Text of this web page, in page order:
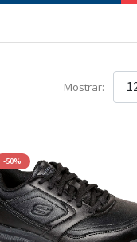
Mostrar:
-50%